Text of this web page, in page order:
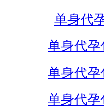
单身代
单身代孕
单身代孕
单身代